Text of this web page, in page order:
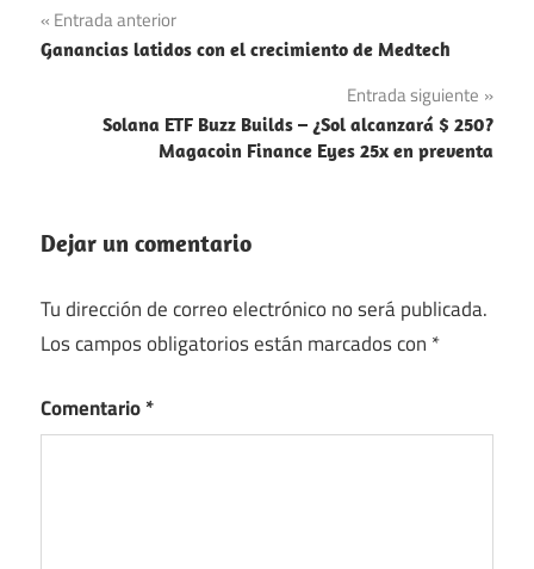
Navegación
de
entradas
Entrada anterior
Ganancias latidos con el crecimiento de Medtech
Entrada siguiente
Solana ETF Buzz Builds – ¿Sol alcanzará $ 250?
Magacoin Finance Eyes 25x en preventa
Dejar un comentario
Tu dirección de correo electrónico no será publicada.
Los campos obligatorios están marcados con *
Comentario*